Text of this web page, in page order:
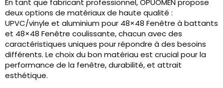
En tant que fabricant professionnel, OPUOMEN propose
deux options de matériaux de haute qualité :
UPVC/vinyle et aluminium pour 48×48 Fenêtre à battants
et 48×48 Fenêtre coulissante, chacun avec des
caractéristiques uniques pour répondre à des besoins
différents. Le choix du bon matériau est crucial pour la
performance de la fenêtre, durabilité, et attrait
esthétique.